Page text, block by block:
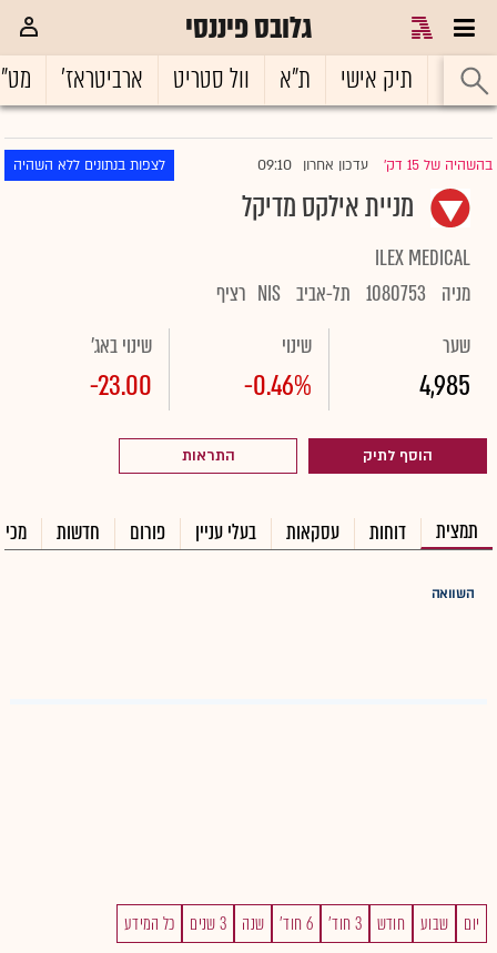
גלובס פיננסי
ראשי תיק אישי ת"א וול סטריט ארביטראז'
בהשהיה של 15 דק' |עדכון אחרון 09:10 לצפות בנתונים ללא השהיה
מניית אילקס מדיקל
ILEX MEDICAL
מניה
1080753 תל-אביב NIS רציף
שער
4,985
שינוי
-0.46%
שינוי באג'
-23.00
הוסף לתיק התראות
תמצית דוחות עסקאות בעלי עניין פורום חדשות
השוואה
יום שבוע חודש 3 חוד' 6 חוד' שנה 3 שנים כל המידע